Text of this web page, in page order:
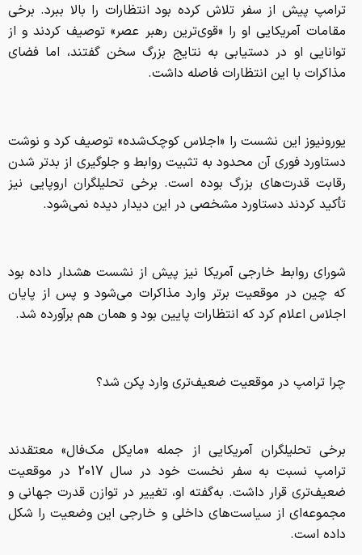
ترامپ پیش از سفر تلاش کرده بود انتظارات را بالا ببرد. برخی
مقامات آمریکایی او را «قوی‌ترین رهبر عصر» توصیف کردند و از
توانایی او در دستیابی به نتایج بزرگ سخن گفتند، اما فضای
مذاکرات با این انتظارات فاصله داشت.
یورونیوز این نشست را «اجلاس کوچک‌شده» توصیف کرد و نوشت
دستاورد فوری آن محدود به تثبیت روابط و جلوگیری از بدتر شدن
رقابت قدرت‌های بزرگ بوده است. برخی تحلیلگران اروپایی نیز
تأکید کردند دستاورد مشخصی در این دیدار دیده نمی‌شود.
شورای روابط خارجی آمریکا نیز پیش از نشست هشدار داده بود
که چین در موقعیت برتر وارد مذاکرات می‌شود و پس از پایان
اجلاس اعلام کرد که انتظارات پایین بود و همان هم برآورده شد.
چرا ترامپ در موقعیت ضعیف‌تری وارد پکن شد؟
برخی تحلیلگران آمریکایی از جمله «مایکل مک‌فال» معتقدند
ترامپ نسبت به سفر نخست خود در سال 2017 در موقعیت
ضعیف‌تری قرار داشت. به‌گفته او، تغییر در توازن قدرت جهانی و
مجموعه‌ای از سیاست‌های داخلی و خارجی این وضعیت را شکل
داده است.